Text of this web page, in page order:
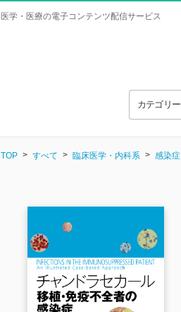
医学・医療の電子コンテンツ配信サービス
カテゴリー
TOP すべて 臨床医学・内科系 感染症